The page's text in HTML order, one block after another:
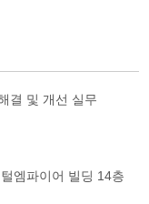
결 및 개선 실무
엠파이어 빌딩 14층